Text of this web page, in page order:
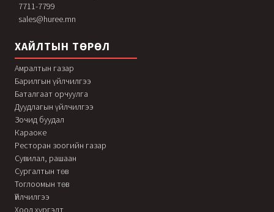
7711-7799
sales@huree.mn
ХАЙЛТЫН ТӨРӨЛ
Амралтын газар
Барилгын үйлчилгээ
Баталгаат орчуулга
Дуудлагын үйлчилгээ
Зочид буудал
Караоке
Ресторан зоогийн газар
Сувилал, рашаан
Сургалтын төв
Тоглоомын төв
Үйлчилгээ
Хоол хүргэлт